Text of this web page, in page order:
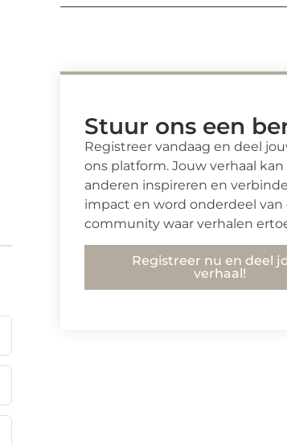
Stuur ons een
Registreer vandaag en deel
ons platform. Jouw verhaal
anderen inspireren en
impact en word onderdeel van
community waar verhalen
Registreer nu en deel
verhaal!